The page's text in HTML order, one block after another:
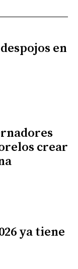
en
crear
ya tiene